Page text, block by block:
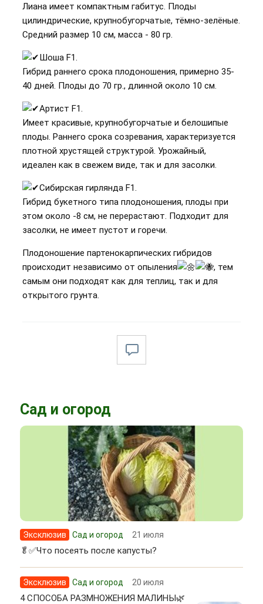
Лиана имеет компактным габитус. Плоды
цилиндрические, крупнобугорчатые, тёмно-зелёные.
Средний размер 10 см, масса - 80 гр.
Шоша F1.
Гибрид раннего срока плодоношения, примерно 35-
40 дней. Плоды до 70 гр., длинной около 10 см.
Артист F1.
Имеет красивые, крупнобугорчатые и белошипые
плоды. Раннего срока созревания, характеризуется
плотной хрустящей структурой. Урожайный,
идеален как в свежем виде, так и для засолки.
Сибирская гирлянда F1.
Гибрид букетного типа плодоношения, плоды при
этом около -8 см, не перерастают. Подходит для
засолки, не имеет пустот и горечи.
Плодоношение партенокарпических гибридов
происходит независимо от опыления
, тем
самым они подходят как для теплиц, так и для
открытого грунта.
Сад и огород
Эксклюзив Сад и огород 21 июля
🥬✅Что посеять после капусты?
Эксклюзив Сад и огород 20 июля
4 СПОСОБА РАЗМНОЖЕНИЯ МАЛИНЫ🌿